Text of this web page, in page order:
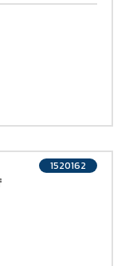
1520162